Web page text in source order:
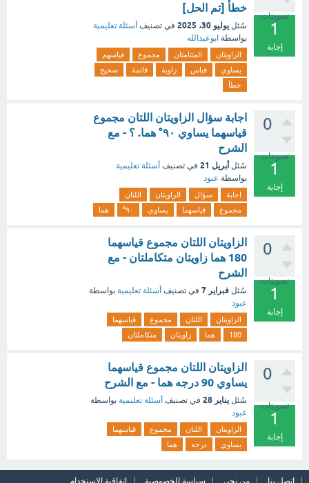
تصويتات
1
إجابة
خطأ [تم الحل]
سُئل يوليو 30، 2025 في تصنيف أسئلة تعليمية
بواسطة ابوعبدالله
الزاويتان المتتامتان مجموع
قياسهم
يساوي
قياس زاوية قائمة
صحيح
خطأ
0
تصويتات
1
إجابة
اجابة سؤال الزاويتان اللتان مجموع
قياسهما يساوي ٩٠° هما. ؟ - مع
الشرح
سُئل أبريل 21 في تصنيف أسئلة تعليمية
بواسطة عبود
اجابة سؤال الزاويتان
اللتان
مجموع
قياسهما يساوي ٩٠° هما
0
تصويتات
1
إجابة
الزاويتان اللتان مجموع قياسهما
180 هما زاويتان متكاملتان - مع
الشرح
سُئل فبراير 7 في تصنيف أسئلة تعليمية بواسطة
عبود
الزاويتان اللتان مجموع
قياسهما
180
هما زاويتان متكاملتان
0
تصويتات
1
إجابة
الزاويتان اللتان مجموع قياسهما
يساوي 90 درجه هما - مع الشرح
سُئل يناير 28 في تصنيف أسئلة تعليمية بواسطة
عبود
الزاويتان اللتان مجموع
قياسهما
يساوي
درجه هما
اتصل بنا من نحن سياسة الخصوصية اتفاقية الاستخدام